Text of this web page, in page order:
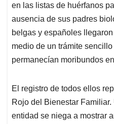
en las listas de huérfanos
ausencia de sus padres
belgas y españoles
medio de un trámite
permanecían moribundos
El registro de todos ellos
Rojo del Bienestar
entidad se niega a mostrar